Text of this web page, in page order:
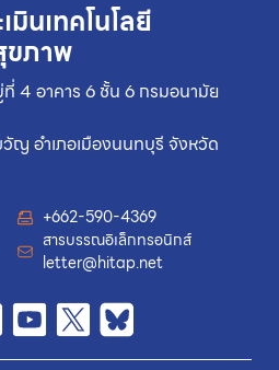
มินเทคโนโลยี
ขภาพ
4 อาคาร 6 ชั้น 6 กรมอนามัย
ญ อำเภอเมืองนนทบุรี จังหวัด
+662-590-4369
สารบรรณอิเล็กทรอนิกส์
letter@hitap.net